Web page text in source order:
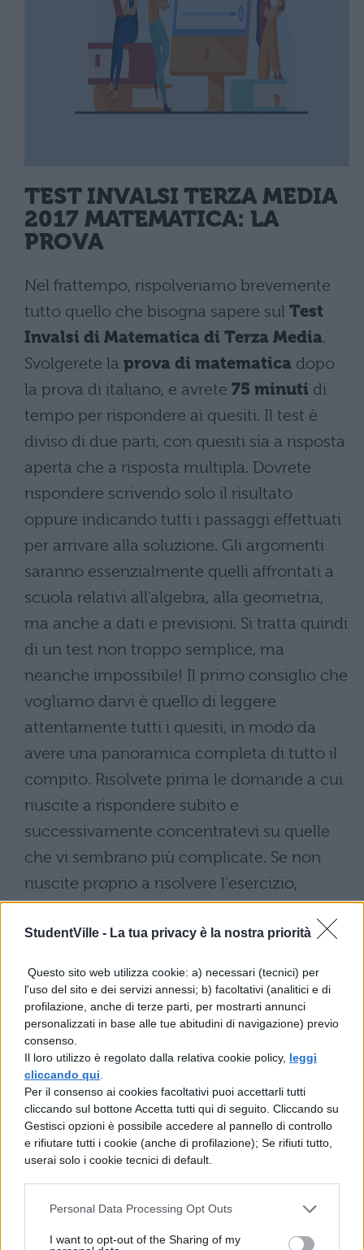
StudentVille - La tua privacy è la nostra priorità
Questo sito web utilizza cookie: a) necessari (tecnici) per
l'uso del sito e dei servizi annessi; b) facoltativi (analitici e di
profilazione, anche di terze parti, per mostrarti annunci
personalizzati in base alle tue abitudini di navigazione) previo
consenso.
Il loro utilizzo è regolato dalla relativa cookie policy, leggi
cliccando qui
Per il consenso ai cookies facoltativi puoi accettarli tutti
cliccando sul bottone Accetta tutti qui di seguito. Cliccando su
Gestisci opzioni è possibile accedere al pannello di controllo
e rifiutare tutti i cookie (anche di profilazione); Se rifiuti tutto,
userai solo i cookie tecnici di default.
Personal Data Processing Opt Outs
I want to opt-out of the Sharing of my
TEST INVALSI TERZA MEDIA
2017 MATEMATICA: LA
PROVA
Nel frattempo, rispolveriamo brevemente
tutto quello che bisogna sapere sul Test
Invalsi di Matematica di Terza Media.
Svolgerete la prova di matematica dopo
la prova di italiano, e avrete 75 minuti di
tempo per rispondere ai quesiti. Il test è
diviso di due parti, con quesiti sia a risposta
aperta che a risposta multipla. Dovrete
rispondere scrivendo solo il risultato
oppure indicando tutti i passaggi effettuati
per arrivare alla soluzione. Gli argomenti
saranno essenzialmente quelli affrontati a
scuola relativi all'algebra, alla geometria,
ma anche a dati e previsioni. Si tratta quindi
di un test non troppo semplice, ma
neanche impossibile! Il primo consiglio che
vogliamo darvi è quello di leggere
attentamente tutti i quesiti, in modo da
avere una panoramica completa di tutto il
compito. Risolvete prima le domande a cui
riuscite a rispondere subito e
successivamente concentratevi su quelle
che vi sembrano più complicate. Se non
riuscite proprio a risolvere l'esercizio,
proseguite e tornateci successivamente
quando siete un po' più tranquilli. Prima di
numeri, passaggi, calcoli e così via.
Leggi anche:Prove INVALSI 2017 Terza
Media Matematica simulazione
PROVE INVALSI TERZA
MEDIA 2017 MATEMATICA:
SOLUZIONI
Bene, per il momento questo è tutto, ma
ricordate di seguirci, in quanto vi forniremo